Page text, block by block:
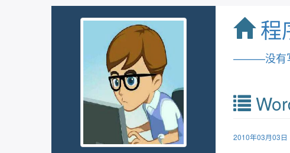
程
———没有写
2010年03月03日